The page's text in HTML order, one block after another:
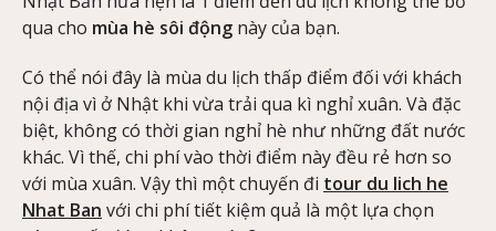
qua cho mùa hè sôi động này của bạn.
Có thể nói đây là mùa du lịch thấp điểm đối với khách
nội địa vì ở Nhật khi vừa trải qua kì nghỉ xuân. Và đặc
biệt, không có thời gian nghỉ hè như những đất nước
khác. Vì thế, chi phí vào thời điểm này đều rẻ hơn so
với mùa xuân. Vậy thì một chuyến đi tour du lich he
Nhat Ban với chi phí tiết kiệm quả là một lựa chọn